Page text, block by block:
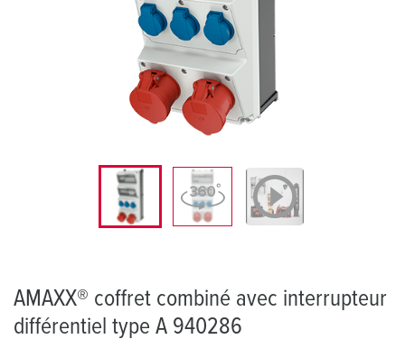
AMAXX® coffret combiné avec interrupteur
différentiel type A 940286